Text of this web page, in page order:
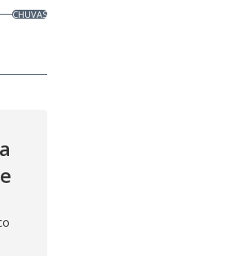
CHUVAS